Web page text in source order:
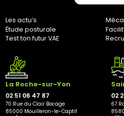
Les actu’s
Étude posturale
Test ton futur VAE
La Roche-sur-Yon
02 51 06 47 87
70 Rue du Clair Bocage
85000 Mouilleron-le-Captif
02
67